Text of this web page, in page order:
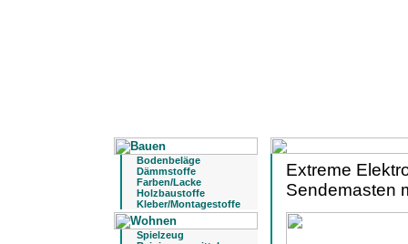
Bodenbeläge
Dämmstoffe
Farben/Lacke
Holzbaustoffe
Kleber/Montagestoffe
Spielzeug
Extreme
Sendemasten